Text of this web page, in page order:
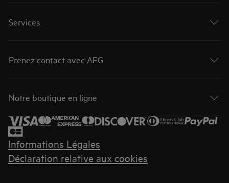
Services
Prenez contact avec AEG
Notre boutique en ligne
Informations Légales
Déclaration relative aux cookies